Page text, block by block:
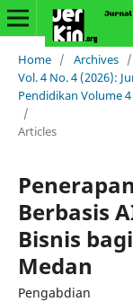
Home / Archives /
Vol. 4 No. 4 (2026):
Pendidikan Volume
/
Articles
Berbasis
Bisnis
Medan
Pengabdian